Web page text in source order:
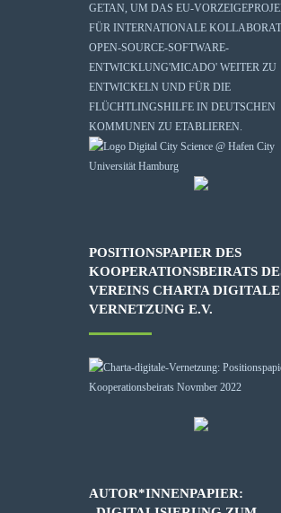
GETAN, UM DAS EU-
FÜR INTERNATIONALE
OPEN-SOURCE-SOFTWARE-
ENTWICKLUNG'MICADO' WEITER ZU
ENTWICKELN UND FÜR DIE
FLÜCHTLINGSHILFE IN DEUTSCHEN
KOMMUNEN ZU ETABLIEREN.
POSITIONSPAPIER DES
KOOPERATIONSBEIRATS
VEREINS CHARTA DIGITALE
VERNETZUNG E.V.
AUTOR*INNENPAPIER: